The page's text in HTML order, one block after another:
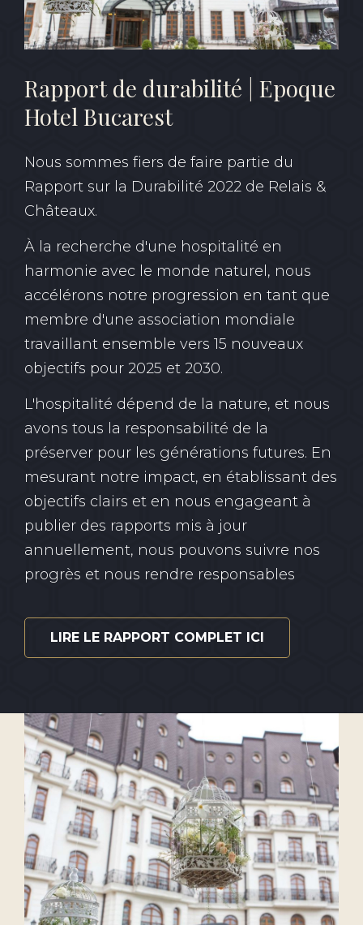
Rapport de durabilité | Epoque
Hotel Bucarest
Nous sommes fiers de faire partie du
Rapport sur la Durabilité 2022 de Relais &
Châteaux.
À la recherche d'une hospitalité en
harmonie avec le monde naturel, nous
accélérons notre progression en tant que
membre d'une association mondiale
travaillant ensemble vers 15 nouveaux
objectifs pour 2025 et 2030.
L'hospitalité dépend de la nature, et nous
avons tous la responsabilité de la
préserver pour les générations futures. En
mesurant notre impact, en établissant des
objectifs clairs et en nous engageant à
publier des rapports mis à jour
annuellement, nous pouvons suivre nos
progrès et nous rendre responsables
LIRE LE RAPPORT COMPLET ICI